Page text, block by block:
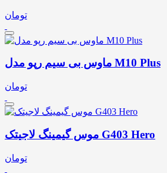
تومان
ماوس بی سیم رپو مدل M10 Plus
تومان
موس گیمینگ لاجیتک G403 Hero
تومان